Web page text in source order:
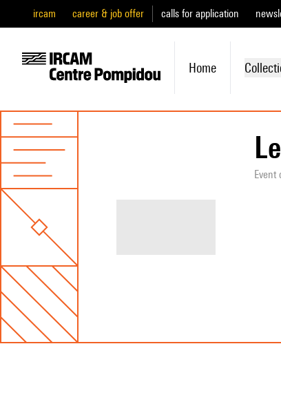
ircam career & job offer calls for application
Home
Event